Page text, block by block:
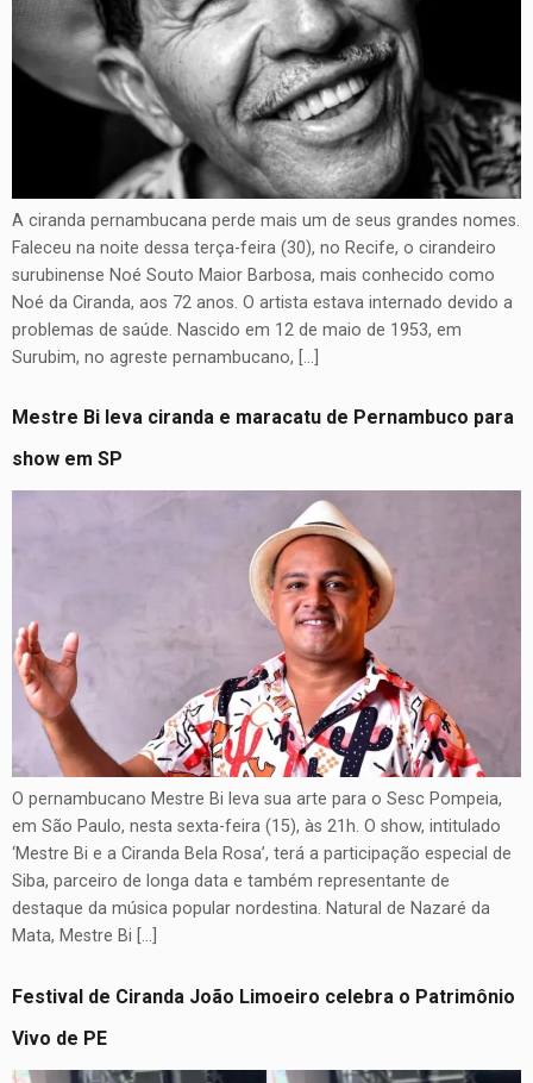
A ciranda pernambucana perde mais um de seus grandes nomes.
Faleceu na noite dessa terça-feira (30), no Recife, o cirandeiro
surubinense Noé Souto Maior Barbosa, mais conhecido como
Noé da Ciranda, aos 72 anos. O artista estava internado devido a
problemas de saúde. Nascido em 12 de maio de 1953, em
Surubim, no agreste pernambucano, […]
Mestre Bi leva ciranda e maracatu de Pernambuco para
show em SP
O pernambucano Mestre Bi leva sua arte para o Sesc Pompeia,
em São Paulo, nesta sexta-feira (15), às 21h. O show, intitulado
‘Mestre Bi e a Ciranda Bela Rosa’, terá a participação especial de
Siba, parceiro de longa data e também representante de
destaque da música popular nordestina. Natural de Nazaré da
Mata, Mestre Bi […]
Festival de Ciranda João Limoeiro celebra o Patrimônio
Vivo de PE